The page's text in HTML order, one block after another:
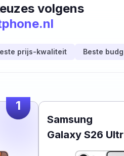
volgens
prijs-kwaliteit Beste
1
Samsung
Galaxy S26